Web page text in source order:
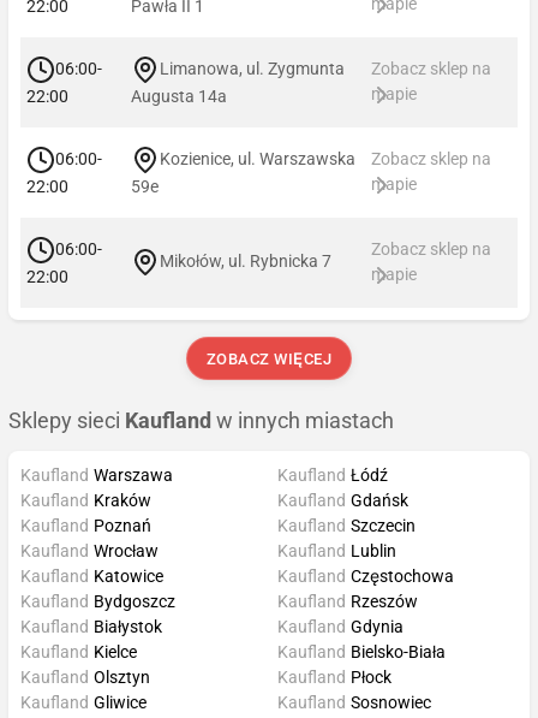
22:00
Pawła II 1
mapie
06:00-
22:00
Limanowa, ul. Zygmunta
Augusta 14a
Zobacz sklep na
mapie
06:00-
22:00
Kozienice, ul. Warszawska
59e
Zobacz sklep na
mapie
06:00-
22:00
Mikołów, ul. Rybnicka 7
Zobacz sklep na
mapie
ZOBACZ WIĘCEJ
Sklepy sieci Kaufland w innych miastach
Kaufland Warszawa
Kaufland Kraków
Kaufland Poznań
Kaufland Wrocław
Kaufland Łódź
Kaufland Gdańsk
Kaufland Szczecin
Kaufland Lublin
Kaufland Katowice
Kaufland Bydgoszcz
Kaufland Białystok
Kaufland Kielce
Kaufland Częstochowa
Kaufland Rzeszów
Kaufland Gdynia
Kaufland Bielsko-Biała
Kaufland Olsztyn
Kaufland Gliwice
Kaufland Płock
Kaufland Sosnowiec